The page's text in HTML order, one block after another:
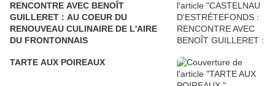
RENCONTRE AVEC BENOÎT
GUILLERET : AU COEUR DU
RENOUVEAU CULINAIRE DE L'AIRE
DU FRONTONNAIS
TARTE AUX POIREAUX